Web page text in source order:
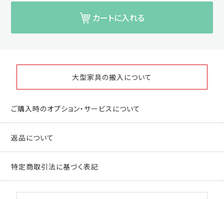
カートに入れる
大型家具の搬入について
ご購入時のオプション・サービスについて
返品について
特定商取引法に基づく表記